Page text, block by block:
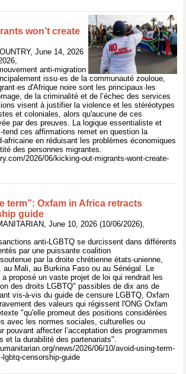
won’t create
June 14, 2026
anti-migration
issu·es de la communauté zouloue,
d'Afrique noire sont les principaux·les
de la criminalité et de l’échec des services
visent à justifier la violence et les stéréotypes
et coloniales, alors qu'aucune de ces
par des preuves. La logique essentialiste et
tend ces affirmations remet en question la
africaine en réduisant les problèmes économiques
des personnes migrantes.
2026/06/kicking-out-migrants-wont-create-
term”: Oxfam in Africa retracts
guide
June 10, 2026 (10/06/2026),
anti-LGBTQ se durcissent dans différents
par une puissante coalition
par la droite chrétienne états-unienne,
au Mali, au Burkina Faso ou au Sénégal. Le
a proposé un vaste projet de loi qui rendrait les
des droits LGBTQ" passibles de dix ans de
vis-à-vis du guide de censure LGBTQ, Oxfam
des valeurs qui régissent l'ONG Oxfam
"qu'elle promeut des positions considérées
avec les normes sociales, culturelles ou
pouvant affecter l’acceptation des programmes
et la durabilité des partenariats".
news/2026/06/10/avoid-using-term-
censorship-guide